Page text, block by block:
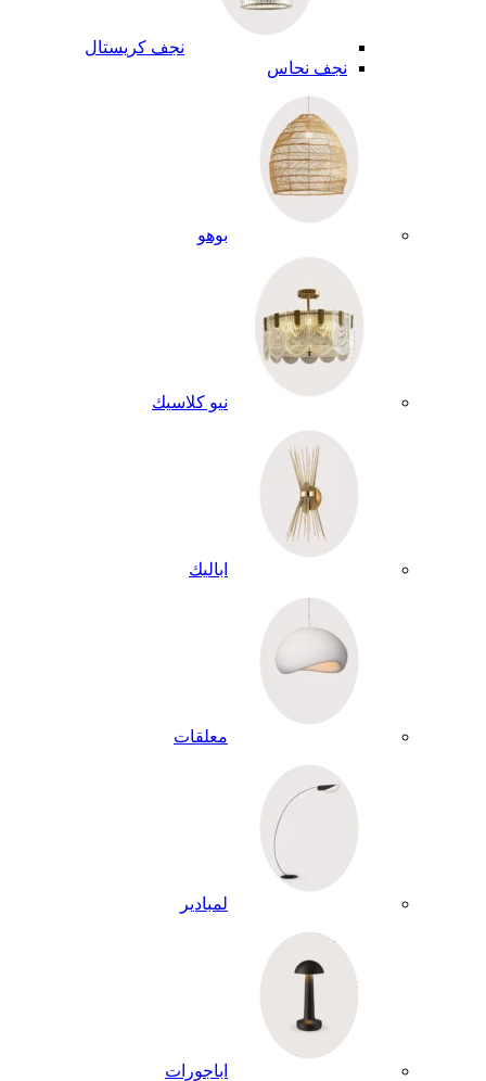
نجف كريستال
نجف نحاس
بوهو
نيو كلاسيك
اباليك
معلقات
لمبادير
اباجورات